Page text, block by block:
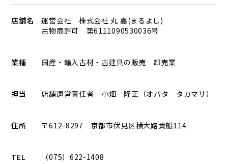
店舗名
運営会社 株式会社 丸 嘉(まるよし)
古物商許可 第6111090530036号
業種 国産・輸入古材・古建具の販売 卸売業
担当 店舗運営責任者 小畑 隆正（オバタ タカマサ）
住所 〒612-8297 京都市伏見区横大路貴船114
TEL （075）622-1408